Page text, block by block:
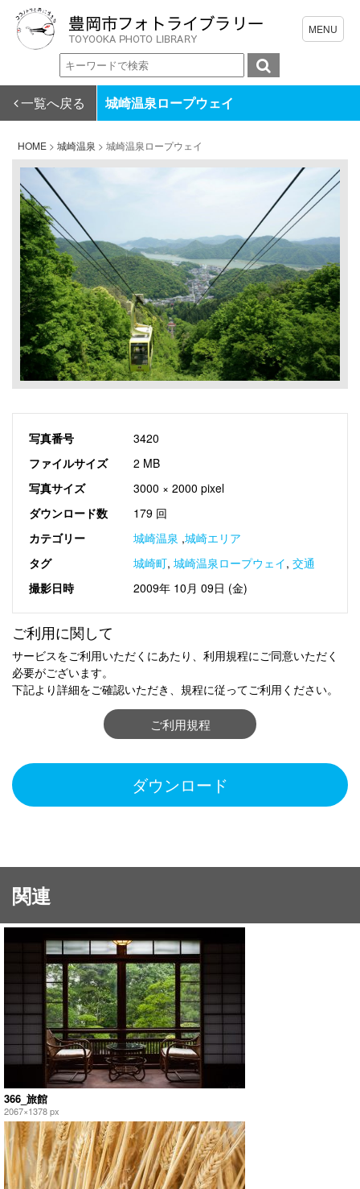
一覧へ戻る 城崎温泉ロープウェイ
HOME > 城崎温泉 > 城崎温泉ロープウェイ
写真番号
3420
ファイルサイズ
2 MB
写真サイズ
3000 × 2000 pixel
ダウンロード数
179 回
カテゴリー
城崎温泉 ,城崎エリア
タグ
城崎町, 城崎温泉ロープウェイ, 交通
撮影日時
2009年 10月 09日 (金)
ご利用に関して
サービスをご利用いただくにあたり、利用規程にご同意いただく
必要がございます。
下記より詳細をご確認いただき、規程に従ってご利用ください。
ご利用規程
ダウンロード
関連
366_旅館
2067×1378 px